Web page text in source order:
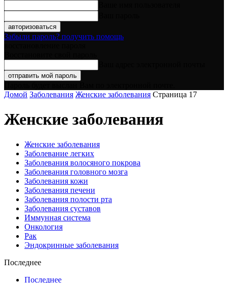
Забыли пароль? получить помощь
Домой Заболевания Женские заболевания Страница 17
Женские заболевания
Женские заболевания
Заболевание легких
Заболевания волосяного покрова
Заболевания головного мозга
Заболевания кожи
Заболевания печени
Заболевания полости рта
Заболевания суставов
Иммунная система
Онкология
Рак
Эндокринные заболевания
Последнее
Последнее